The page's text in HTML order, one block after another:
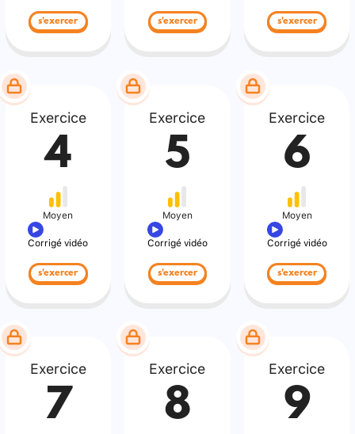
s'exercer s'exercer s'exercer
Exercice
4
Moyen
Corrigé vidéo
s'exercer
Exercice
5
Moyen
Corrigé vidéo
s'exercer
Exercice
6
Moyen
Corrigé vidéo
s'exercer
Exercice
7
Exercice
8
Exercice
9